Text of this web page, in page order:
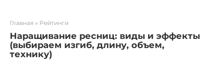
Главная » Рейтинги
Наращивание ресниц: виды и эффекты
(выбираем изгиб, длину, объем,
технику)